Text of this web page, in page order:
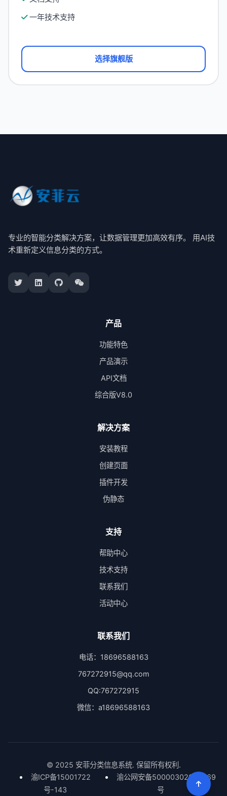
一年技术支持
选择旗舰版
专业的智能分类解决方案，让数据管理更加高效有序。 用AI技
术重新定义信息分类的方式。
产品
功能特色
产品演示
API文档
综合版V8.0
解决方案
安装教程
创建页面
插件开发
伪静态
支持
帮助中心
技术支持
联系我们
活动中心
联系我们
电话：18696588163
767272915@qq.com
QQ:767272915
微信：a18696588163
© 2025 安菲分类信息系统. 保留所有权利.
渝ICP备15001722
号-143
渝公网安备50000302000669
号